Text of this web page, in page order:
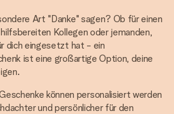
Art "Danke" sagen? Ob für einen
Kollegen oder jemanden,
dich eingesetzt hat - ein
ist eine großartige Option, deine
können personalisiert werden
und persönlicher für den